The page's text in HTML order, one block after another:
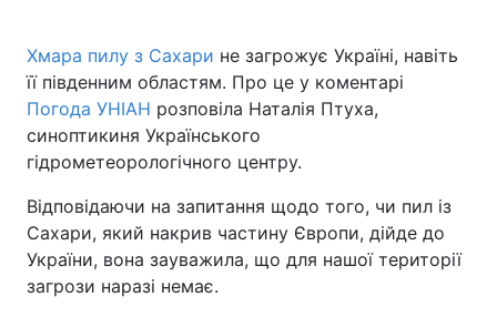
Хмара пилу з Сахари не загрожує Україні, навіть
її південним областям. Про це у коментарі
Погода УНІАН розповіла Наталія Птуха,
синоптикиня Українського
гідрометеорологічного центру.
Відповідаючи на запитання щодо того, чи пил із
Сахари, який накрив частину Європи, дійде до
України, вона зауважила, що для нашої території
загрози наразі немає.